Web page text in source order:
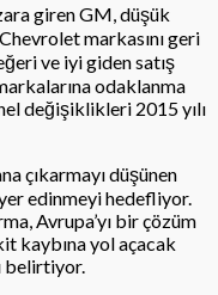
giren GM, düşük
markasını geri
ve iyi giden satış
odaklanma
değişiklikleri 2015 yılı
çıkarmayı düşünen
edinmeyi hedefliyor.
Avrupa’yı bir çözüm
kaybına yol açacak
belirtiyor.